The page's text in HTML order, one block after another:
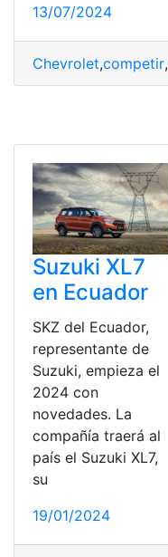
13/07/2024
Chevrolet,competir,
Suzuki XL7
en Ecuador
SKZ del Ecuador,
representante de
Suzuki, empieza el
2024 con
novedades. La
compañía traerá al
país el Suzuki XL7,
su
19/01/2024